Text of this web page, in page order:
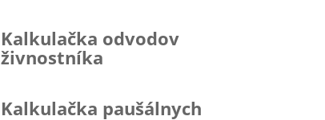
Kalkulačka odvodov
živnostníka
Kalkulačka paušálnych